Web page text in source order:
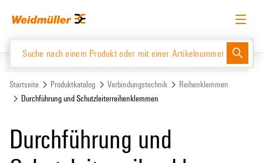
Inhalt
Navigationsmenü
Deutsch Login anfordern Anmelden
Website Support Center
Startseite Produktkatalog Verbindungstechnik
Reihenklemmen
Durchführung und Schutzleiterreihenklemmen
Durchführung und